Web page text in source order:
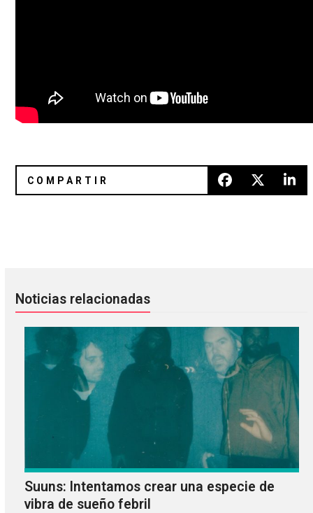
Noticias relacionadas
Suuns: Intentamos crear una especie de
vibra de sueño febril